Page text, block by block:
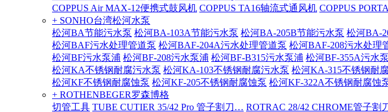
COPPUS Air MAX-12便携式鼓风机 COPPUS TA16轴流式通风机 COPPUS
+ SONHO台湾松河水泵
松河BA节能污水泵 松河BA-103A节能污水泵 松河BA-205B节能污水泵 松河BA-
松河BAF污水处理管道泵 松河BAF-204A污水处理管道泵 松河BAF-208污水处理
松河BF污水泵浦 松河BF-208污水泵浦 松河BF-B315污水泵浦 松河BF-355A污水
松河KA不锈钢耐腐污水泵 松河KA-103不锈钢耐腐污水泵 松河KA-315不锈钢耐
松河KF不锈钢耐腐蚀泵 松河KF-205不锈钢耐腐蚀泵 松河KF-322A不锈钢耐腐蚀
+ ROTHENBEGER罗森博格
切管工具 TUBE CUTIER 35/42 Pro 管子割刀… ROTRAC 28/42 CHROME管子割